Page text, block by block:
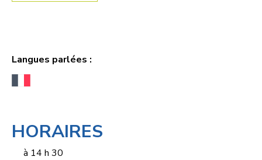
Langues parlées :
HORAIRES
à 14 h 30